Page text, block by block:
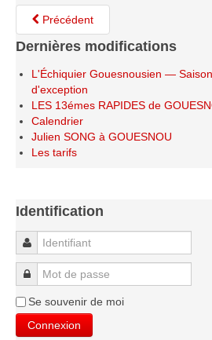
Précédent
Dernières modifications
L'Échiquier Gouesnousien —
d'exception
LES 13émes RAPIDES de
Calendrier
Julien SONG à GOUESNOU
Les tarifs
Identification
Identifiant
Mot de passe
Se souvenir de moi
Connexion